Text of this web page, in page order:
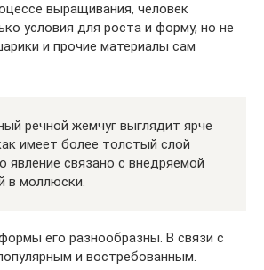
выращивания, человек
условия для роста и форму, но не
и прочие материалы сам
речной жемчуг выглядит ярче
имеет более толстый слой
явление связано с внедряемой
в моллюски.
его разнообразны. В связи с
и востребованным.